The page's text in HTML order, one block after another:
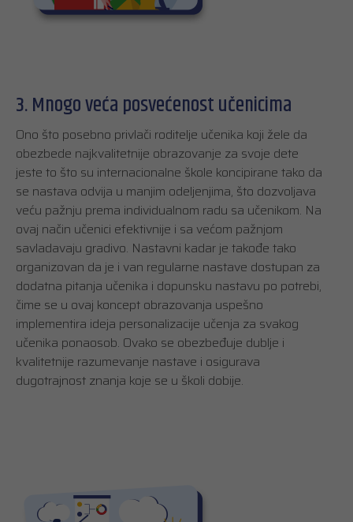
3. Mnogo veća posvećenost učenicima
Ono što posebno privlači roditelje učenika koji žele da
obezbede najkvalitetnije obrazovanje za svoje dete
jeste to što su internacionalne škole koncipirane tako da
se nastava odvija u manjim odeljenjima, što dozvoljava
veću pažnju prema individualnom radu sa učenikom. Na
ovaj način učenici efektivnije i sa većom pažnjom
savladavaju gradivo. Nastavni kadar je takođe tako
organizovan da je i van regularne nastave dostupan za
dodatna pitanja učenika i dopunsku nastavu po potrebi,
čime se u ovaj koncept obrazovanja uspešno
implementira ideja personalizacije učenja za svakog
učenika ponaosob. Ovako se obezbeđuje dublje i
kvalitetnije razumevanje nastave i osigurava
dugotrajnost znanja koje se u školi dobije.